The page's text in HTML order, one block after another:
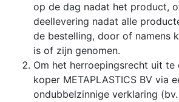
op de dag nadat het product,
deellevering nadat alle
de bestelling, door of namens
is of zijn genomen.
Om het herroepingsrecht uit te
koper METAPLASTICS BV via
ondubbelzinnige verklaring